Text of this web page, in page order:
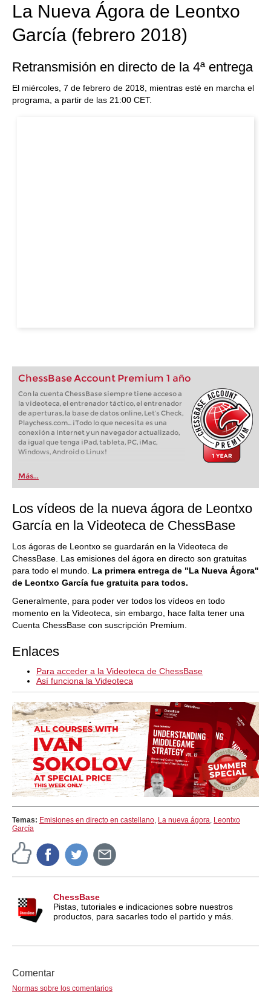
La Nueva Ágora de Leontxo
García (febrero 2018)
Retransmisión en directo de la 4ª entrega
El miércoles, 7 de febrero de 2018, mientras esté en marcha el
programa, a partir de las 21:00 CET.
ChessBase Account Premium 1 año
Con la cuenta ChessBase siempre tiene acceso a
la videoteca, el entrenador táctico, el entrenador
de aperturas, la base de datos online, Let’s Check,
Playchess.com... ¡Todo lo que necesita es una
conexión a Internet y un navegador actualizado,
da igual que tenga iPad, tableta, PC, iMac,
Windows, Android o Linux!
Más...
Los vídeos de la nueva ágora de Leontxo
García en la Videoteca de ChessBase
Los ágoras de Leontxo se guardarán en la Videoteca de
ChessBase. Las emisiones del ágora en directo son gratuitas
para todo el mundo. La primera entrega de "La Nueva Ágora"
de Leontxo García fue gratuita para todos.
Generalmente, para poder ver todos los vídeos en todo
momento en la Videoteca, sin embargo, hace falta tener una
Cuenta ChessBase con suscripción Premium.
Enlaces
Para acceder a la Videoteca de ChessBase
Así funciona la Videoteca
Temas: Emisiones en directo en castellano, La nueva ágora, Leontxo
García
ChessBase
Pistas, tutoriales e indicaciones sobre nuestros
productos, para sacarles todo el partido y más.
Comentar
Normas sobre los comentarios